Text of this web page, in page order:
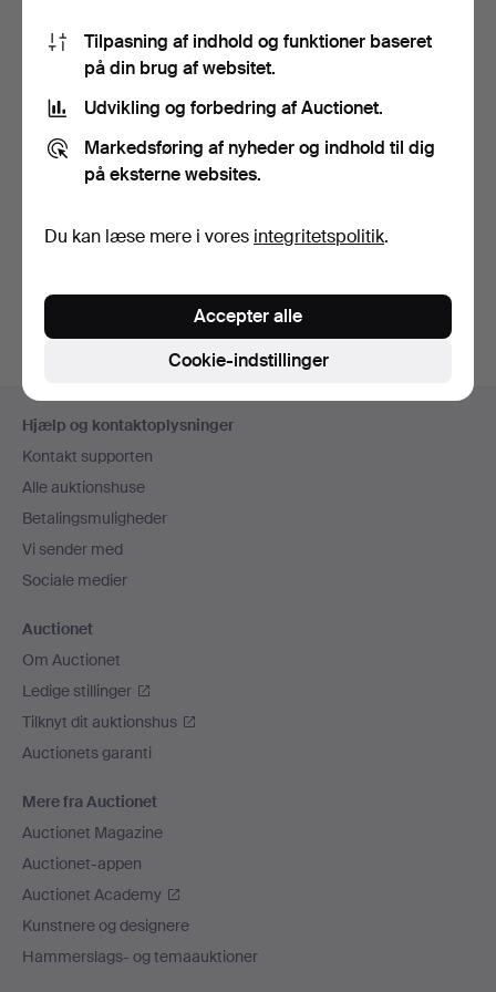
SNAPSGLAS, 2 stk.
1700-tal.
apr 2026
Sidefodsnavigation
Hjælp og kontaktoplysninger
Kontakt supporten
Alle auktionshuse
Betalingsmuligheder
Vi sender med
Sociale medier
Auctionet
Om Auctionet
Ledige stillinger
Tilknyt dit auktionshus
Auctionets garanti
Mere fra Auctionet
Auctionet Magazine
Auctionet-appen
Auctionet Academy
Kunstnere og designere
Hammerslags- og temaauktioner
Tilpasning af indhold og funktioner baseret
på din brug af websitet.
Udvikling og forbedring af Auctionet.
Markedsføring af nyheder og indhold til dig
på eksterne websites.
Du kan læse mere i vores integritetspolitik.
Cookie-indstillinger
Accepter alle